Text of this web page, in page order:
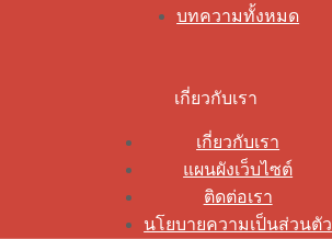
บทความทั้งหมด
เกี่ยวกับเรา
เกี่ยวกับเรา
แผนผังเว็บไซต์
ติดต่อเรา
นโยบายความเป็นส่วนตัว